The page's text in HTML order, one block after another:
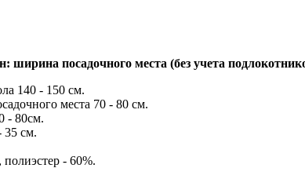
ширина посадочного места (без учета
140 - 150 см.
места 70 - 80 см.
- 80см.
35 см.
- 60%.